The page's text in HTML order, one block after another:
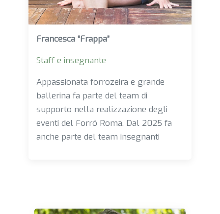
Francesca “Frappa”
Staff e insegnante
Appassionata forrozeira e grande
ballerina fa parte del team di
supporto nella realizzazione degli
eventi del Forró Roma. Dal 2025 fa
anche parte del team insegnanti